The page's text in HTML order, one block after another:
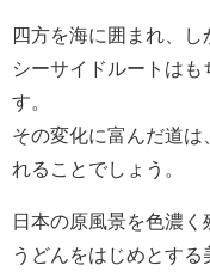
四方を海に囲まれ、し
シーサイドルートは
す。
その変化に富んだ道は
れることでしょう。
日本の原風景を色濃く
うどんをはじめとする